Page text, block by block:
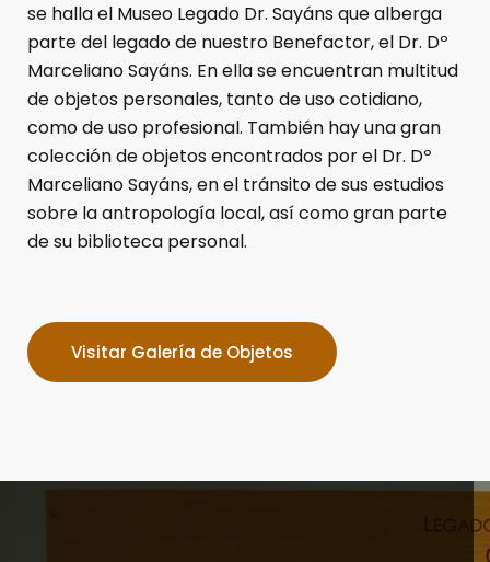
se halla el Museo Legado Dr. Sayáns que alberga
parte del legado de nuestro Benefactor, el Dr. Dº
Marceliano Sayáns. En ella se encuentran multitud
de objetos personales, tanto de uso cotidiano,
como de uso profesional. También hay una gran
colección de objetos encontrados por el Dr. Dº
Marceliano Sayáns, en el tránsito de sus estudios
sobre la antropología local, así como gran parte
de su biblioteca personal.
Visitar Galería de Objetos